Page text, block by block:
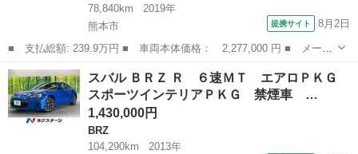
78,840km
2019年
熊本市
提携サイト 8月2日
■ 支払総額: 239.9万円 ■ 車両本体価格： 2,277,000 円 ■ メーカ
ー名： スバル ■ 車種名： レガシィアウトバック ■ グレード
名： Ｘ－ブレイク 禁煙車 純正８型ナビＴＶ フロント・サイド
ビューモニ...
熊本 熊本市
スバル ＢＲＺ Ｒ ６速ＭＴ エアロＰＫＧ
スポーツインテリアＰＫＧ 禁煙車 …
1,430,000円
BRZ
104,290km
2013年